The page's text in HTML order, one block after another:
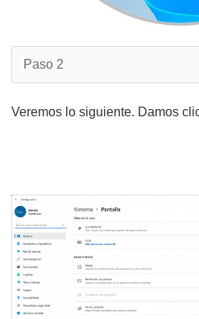
Paso 2
Veremos lo siguiente. Damos